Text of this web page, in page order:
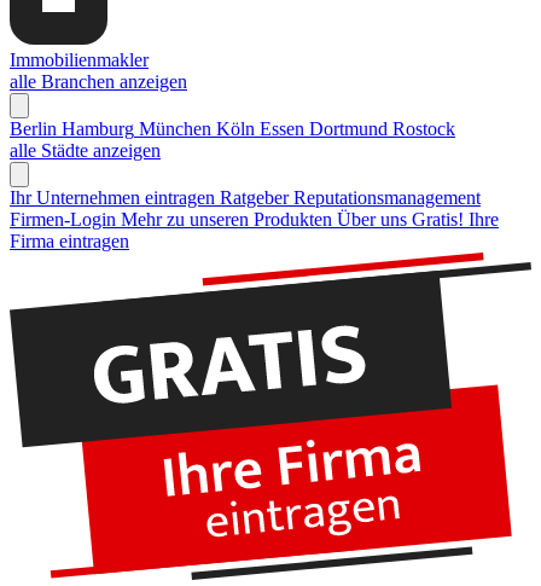
Immobilienmakler
alle Branchen anzeigen
Berlin Hamburg München Köln Essen Dortmund Rostock
alle Städte anzeigen
Ihr Unternehmen eintragen Ratgeber Reputationsmanagement
Firmen-Login Mehr zu unseren Produkten Über uns Gratis! Ihre
Firma eintragen